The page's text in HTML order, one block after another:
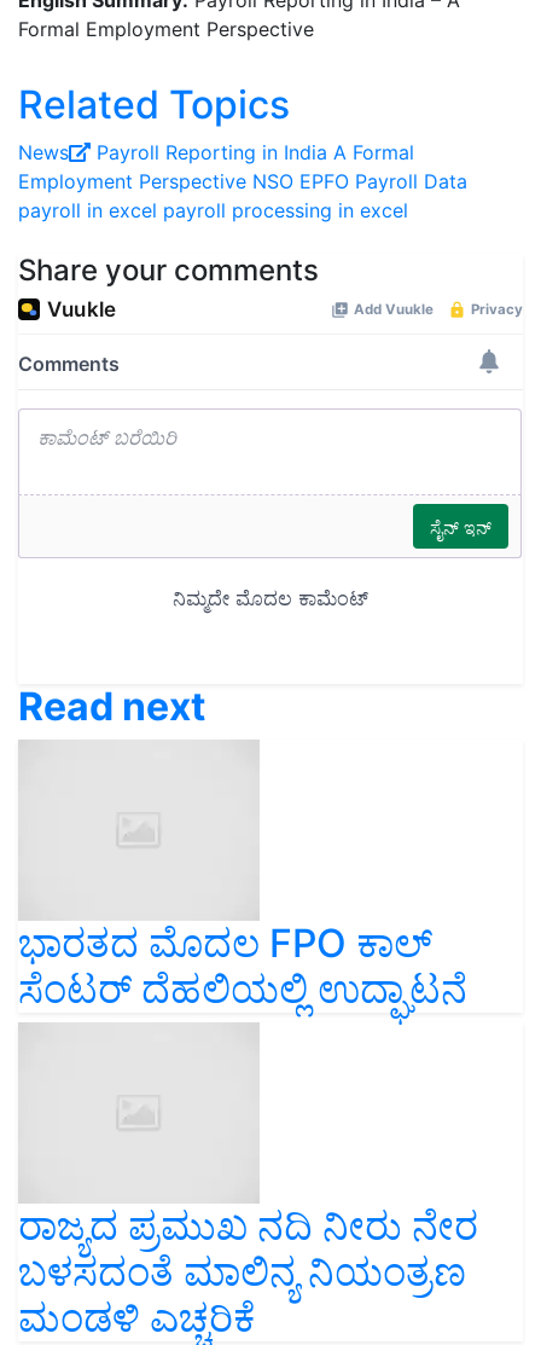
Formal Employment Perspective
Related Topics
News Payroll Reporting in India A Formal
Employment Perspective NSO EPFO Payroll Data
payroll in excel payroll processing in excel
Share your comments
Read next
ಭಾರತದ ಮೊದಲ FPO ಕಾಲ್
ಸೆಂಟರ್ ದೆಹಲಿಯಲ್ಲಿ ಉದ್ಘಾಟನೆ
ರಾಜ್ಯದ ಪ್ರಮುಖ ನದಿ ನೀರು ನೇರ
ಬಳಸದಂತೆ ಮಾಲಿನ್ಯ ನಿಯಂತ್ರಣ
ಮಂಡಳಿ ಎಚ್ಚರಿಕೆ